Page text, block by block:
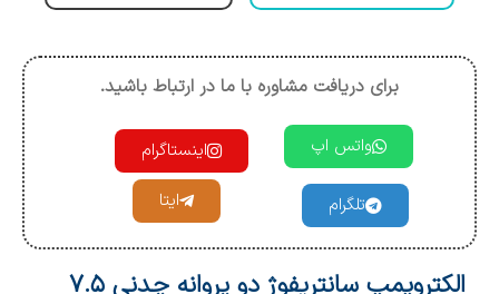
برای دریافت مشاوره با ما در ارتباط باشید.
واتس اپ اینستاگرام
تلگرام ایتا
الکتروپمپ سانتریفوژ دو پروانه چدنی ۷.۵